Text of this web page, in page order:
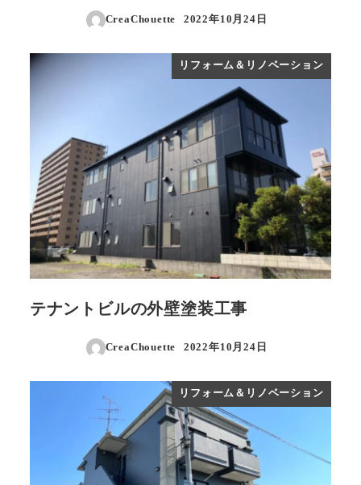
CreaChouette
投稿日
2022年10月24日
リフォーム＆リノベーション
テナントビルの外壁塗装工事
CreaChouette
投稿日
2022年10月24日
リフォーム＆リノベーション